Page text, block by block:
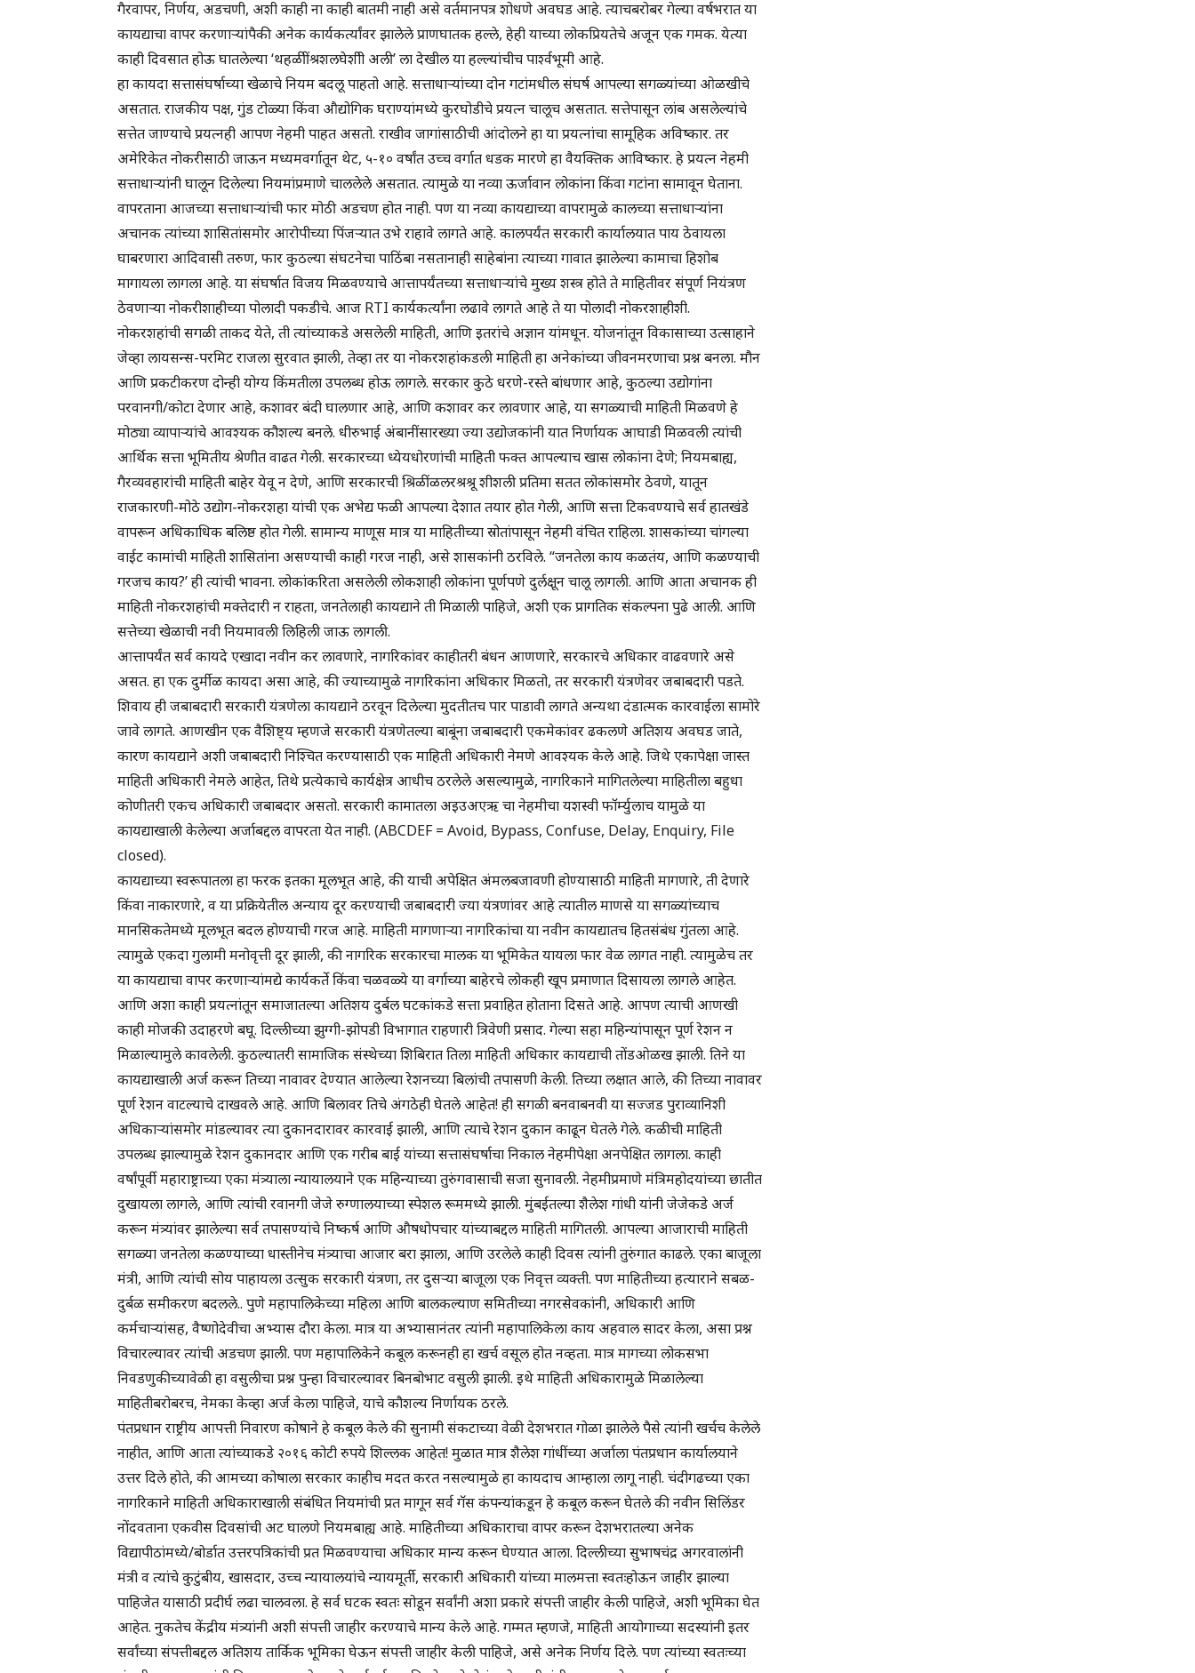
गैरवापर, निर्णय, अडचणी, अशी काही ना काही बातमी नाही असे वर्तमानपत्र शोधणे अवघड आहे. त्याचबरोबर गेल्या वर्षभरात या
कायद्याचा वापर करणाऱ्यांपैकी अनेक कार्यकर्त्यांवर झालेले प्राणघातक हल्ले, हेही याच्या लोकप्रियतेचे अजून एक गमक. येत्या
काही दिवसात होऊ घातलेल्या ‘थहळीींश्रशलघेशीी अली’ ला देखील या हल्ल्यांचीच पार्श्वभूमी आहे.
हा कायदा सत्तासंघर्षाच्या खेळाचे नियम बदलू पाहतो आहे. सत्ताधाऱ्यांच्या दोन गटांमधील संघर्ष आपल्या सगळ्यांच्या ओळखीचे
असतात. राजकीय पक्ष, गुंड टोळ्या किंवा औद्योगिक घराण्यांमध्ये कुरघोडीचे प्रयत्न चालूच असतात. सत्तेपासून लांब असलेल्यांचे
सत्तेत जाण्याचे प्रयत्नही आपण नेहमी पाहत असतो. राखीव जागांसाठीची आंदोलने हा या प्रयत्नांचा सामूहिक अविष्कार. तर
अमेरिकेत नोकरीसाठी जाऊन मध्यमवर्गातून थेट, ५-१० वर्षांत उच्च वर्गात धडक मारणे हा वैयक्तिक आविष्कार. हे प्रयत्न नेहमी
सत्ताधाऱ्यांनी घालून दिलेल्या नियमांप्रमाणे चाललेले असतात. त्यामुळे या नव्या ऊर्जावान लोकांना किंवा गटांना सामावून घेताना.
वापरताना आजच्या सत्ताधाऱ्यांची फार मोठी अडचण होत नाही. पण या नव्या कायद्याच्या वापरामुळे कालच्या सत्ताधाऱ्यांना
अचानक त्यांच्या शासितांसमोर आरोपीच्या पिंजऱ्यात उभे राहावे लागते आहे. कालपर्यंत सरकारी कार्यालयात पाय ठेवायला
घाबरणारा आदिवासी तरुण, फार कुठल्या संघटनेचा पाठिंबा नसतानाही साहेबांना त्याच्या गावात झालेल्या कामाचा हिशोब
मागायला लागला आहे. या संघर्षात विजय मिळवण्याचे आत्तापर्यंतच्या सत्ताधाऱ्यांचे मुख्य शस्त्र होते ते माहितीवर संपूर्ण नियंत्रण
ठेवणाऱ्या नोकरीशाहीच्या पोलादी पकडीचे. आज RTI कार्यकर्त्यांना लढावे लागते आहे ते या पोलादी नोकरशाहीशी.
नोकरशहांची सगळी ताकद येते, ती त्यांच्याकडे असलेली माहिती, आणि इतरांचे अज्ञान यांमधून. योजनांतून विकासाच्या उत्साहाने
जेव्हा लायसन्स-परमिट राजला सुरवात झाली, तेव्हा तर या नोकरशहांकडली माहिती हा अनेकांच्या जीवनमरणाचा प्रश्न बनला. मौन
आणि प्रकटीकरण दोन्ही योग्य किंमतीला उपलब्ध होऊ लागले. सरकार कुठे धरणे-रस्ते बांधणार आहे, कुठल्या उद्योगांना
परवानगी/कोटा देणार आहे, कशावर बंदी घालणार आहे, आणि कशावर कर लावणार आहे, या सगळ्याची माहिती मिळवणे हे
मोठ्या व्यापाऱ्यांचे आवश्यक कौशल्य बनले. धीरुभाई अंबानींसारख्या ज्या उद्योजकांनी यात निर्णायक आघाडी मिळवली त्यांची
आर्थिक सत्ता भूमितीय श्रेणीत वाढत गेली. सरकारच्या ध्येयधोरणांची माहिती फक्त आपल्याच खास लोकांना देणे; नियमबाह्य,
गैरव्यवहारांची माहिती बाहेर येवू न देणे, आणि सरकारची श्रिळींळलरश्रश्रू शीशली प्रतिमा सतत लोकांसमोर ठेवणे, यातून
राजकारणी-मोठे उद्योग-नोकरशहा यांची एक अभेद्य फळी आपल्या देशात तयार होत गेली, आणि सत्ता टिकवण्याचे सर्व हातखंडे
वापरून अधिकाधिक बलिष्ठ होत गेली. सामान्य माणूस मात्र या माहितीच्या स्रोतांपासून नेहमी वंचित राहिला. शासकांच्या चांगल्या
वाईट कामांची माहिती शासितांना असण्याची काही गरज नाही, असे शासकांनी ठरविले. “जनतेला काय कळतंय, आणि कळण्याची
गरजच काय?’ ही त्यांची भावना. लोकांकरिता असलेली लोकशाही लोकांना पूर्णपणे दुर्लक्षून चालू लागली. आणि आता अचानक ही
माहिती नोकरशहांची मक्तेदारी न राहता, जनतेलाही कायद्याने ती मिळाली पाहिजे, अशी एक प्रागतिक संकल्पना पुढे आली. आणि
सत्तेच्या खेळाची नवी नियमावली लिहिली जाऊ लागली.
आत्तापर्यंत सर्व कायदे एखादा नवीन कर लावणारे, नागरिकांवर काहीतरी बंधन आणणारे, सरकारचे अधिकार वाढवणारे असे
असत. हा एक दुर्मीळ कायदा असा आहे, की ज्याच्यामुळे नागरिकांना अधिकार मिळतो, तर सरकारी यंत्रणेवर जबाबदारी पडते.
शिवाय ही जबाबदारी सरकारी यंत्रणेला कायद्याने ठरवून दिलेल्या मुदतीतच पार पाडावी लागते अन्यथा दंडात्मक कारवाईला सामोरे
जावे लागते. आणखीन एक वैशिष्ट्य म्हणजे सरकारी यंत्रणेतल्या बाबूंना जबाबदारी एकमेकांवर ढकलणे अतिशय अवघड जाते,
कारण कायद्याने अशी जबाबदारी निश्चित करण्यासाठी एक माहिती अधिकारी नेमणे आवश्यक केले आहे. जिथे एकापेक्षा जास्त
माहिती अधिकारी नेमले आहेत, तिथे प्रत्येकाचे कार्यक्षेत्र आधीच ठरलेले असल्यामुळे, नागरिकाने मागितलेल्या माहितीला बहुधा
कोणीतरी एकच अधिकारी जबाबदार असतो. सरकारी कामातला अइउअएऋ चा नेहमीचा यशस्वी फॉर्म्युलाच यामुळे या
कायद्याखाली केलेल्या अर्जाबद्दल वापरता येत नाही. (ABCDEF = Avoid, Bypass, Confuse, Delay, Enquiry, File
closed).
कायद्याच्या स्वरूपातला हा फरक इतका मूलभूत आहे, की याची अपेक्षित अंमलबजावणी होण्यासाठी माहिती मागणारे, ती देणारे
किंवा नाकारणारे, व या प्रक्रियेतील अन्याय दूर करण्याची जबाबदारी ज्या यंत्रणांवर आहे त्यातील माणसे या सगळ्यांच्याच
मानसिकतेमध्ये मूलभूत बदल होण्याची गरज आहे. माहिती मागणाऱ्या नागरिकांचा या नवीन कायद्यातच हितसंबंध गुंतला आहे.
त्यामुळे एकदा गुलामी मनोवृत्ती दूर झाली, की नागरिक सरकारचा मालक या भूमिकेत यायला फार वेळ लागत नाही. त्यामुळेच तर
या कायद्याचा वापर करणाऱ्यांमद्ये कार्यकर्ते किंवा चळवळ्ये या वर्गाच्या बाहेरचे लोकही खूप प्रमाणात दिसायला लागले आहेत.
आणि अशा काही प्रयत्नांतून समाजातल्या अतिशय दुर्बल घटकांकडे सत्ता प्रवाहित होताना दिसते आहे. आपण त्याची आणखी
काही मोजकी उदाहरणे बघू. दिल्लीच्या झुग्गी-झोपडी विभागात राहणारी त्रिवेणी प्रसाद. गेल्या सहा महिन्यांपासून पूर्ण रेशन न
मिळाल्यामुले कावलेली. कुठल्यातरी सामाजिक संस्थेच्या शिबिरात तिला माहिती अधिकार कायद्याची तोंडओळख झाली. तिने या
कायद्याखाली अर्ज करून तिच्या नावावर देण्यात आलेल्या रेशनच्या बिलांची तपासणी केली. तिच्या लक्षात आले, की तिच्या नावावर
पूर्ण रेशन वाटल्याचे दाखवले आहे. आणि बिलावर तिचे अंगठेही घेतले आहेत! ही सगळी बनवाबनवी या सज्जड पुराव्यानिशी
अधिकाऱ्यांसमोर मांडल्यावर त्या दुकानदारावर कारवाई झाली, आणि त्याचे रेशन दुकान काढून घेतले गेले. कळीची माहिती
उपलब्ध झाल्यामुळे रेशन दुकानदार आणि एक गरीब बाई यांच्या सत्तासंघर्षाचा निकाल नेहमीपेक्षा अनपेक्षित लागला. काही
वर्षांपूर्वी महाराष्ट्राच्या एका मंत्र्याला न्यायालयाने एक महिन्याच्या तुरुंगवासाची सजा सुनावली. नेहमीप्रमाणे मंत्रिमहोदयांच्या छातीत
दुखायला लागले, आणि त्यांची रवानगी जेजे रुग्णालयाच्या स्पेशल रूममध्ये झाली. मुंबईतल्या शैलेश गांधी यांनी जेजेकडे अर्ज
करून मंत्र्यांवर झालेल्या सर्व तपासण्यांचे निष्कर्ष आणि औषधोपचार यांच्याबद्दल माहिती मागितली. आपल्या आजाराची माहिती
सगळ्या जनतेला कळण्याच्या धास्तीनेच मंत्र्याचा आजार बरा झाला, आणि उरलेले काही दिवस त्यांनी तुरुंगात काढले. एका बाजूला
मंत्री, आणि त्यांची सोय पाहायला उत्सुक सरकारी यंत्रणा, तर दुसऱ्या बाजूला एक निवृत्त व्यक्ती. पण माहितीच्या हत्याराने सबळ-
दुर्बळ समीकरण बदलले.. पुणे महापालिकेच्या महिला आणि बालकल्याण समितीच्या नगरसेवकांनी, अधिकारी आणि
कर्मचाऱ्यांसह, वैष्णोदेवीचा अभ्यास दौरा केला. मात्र या अभ्यासानंतर त्यांनी महापालिकेला काय अहवाल सादर केला, असा प्रश्न
विचारल्यावर त्यांची अडचण झाली. पण महापालिकेने कबूल करूनही हा खर्च वसूल होत नव्हता. मात्र मागच्या लोकसभा
निवडणुकीच्यावेळी हा वसुलीचा प्रश्न पुन्हा विचारल्यावर बिनबोभाट वसुली झाली. इथे माहिती अधिकारामुळे मिळालेल्या
माहितीबरोबरच, नेमका केव्हा अर्ज केला पाहिजे, याचे कौशल्य निर्णायक ठरले.
पंतप्रधान राष्ट्रीय आपत्ती निवारण कोषाने हे कबूल केले की सुनामी संकटाच्या वेळी देशभरात गोळा झालेले पैसे त्यांनी खर्चच केलेले
नाहीत, आणि आता त्यांच्याकडे २०१६ कोटी रुपये शिल्लक आहेत! मुळात मात्र शैलेश गांधींच्या अर्जाला पंतप्रधान कार्यालयाने
उत्तर दिले होते, की आमच्या कोषाला सरकार काहीच मदत करत नसल्यामुळे हा कायदाच आम्हाला लागू नाही. चंदीगढच्या एका
नागरिकाने माहिती अधिकाराखाली संबंधित नियमांची प्रत मागून सर्व गॅस कंपन्यांकडून हे कबूल करून घेतले की नवीन सिलिंडर
नोंदवताना एकवीस दिवसांची अट घालणे नियमबाह्य आहे. माहितीच्या अधिकाराचा वापर करून देशभरातल्या अनेक
विद्यापीठांमध्ये/बोर्डात उत्तरपत्रिकांची प्रत मिळवण्याचा अधिकार मान्य करून घेण्यात आला. दिल्लीच्या सुभाषचंद्र अगरवालांनी
मंत्री व त्यांचे कुटुंबीय, खासदार, उच्च न्यायालयांचे न्यायमूर्ती, सरकारी अधिकारी यांच्या मालमत्ता स्वतःहोऊन जाहीर झाल्या
पाहिजेत यासाठी प्रदीर्घ लढा चालवला. हे सर्व घटक स्वतः सोडून सर्वांनी अशा प्रकारे संपत्ती जाहीर केली पाहिजे, अशी भूमिका घेत
आहेत. नुकतेच केंद्रीय मंत्र्यांनी अशी संपत्ती जाहीर करण्याचे मान्य केले आहे. गम्मत म्हणजे, माहिती आयोगाच्या सदस्यांनी इतर
सर्वांच्या संपत्तीबद्दल अतिशय तार्किक भूमिका घेऊन संपत्ती जाहीर केली पाहिजे, असे अनेक निर्णय दिले. पण त्यांच्या स्वतःच्या